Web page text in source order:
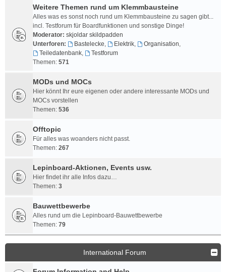
Weitere Themen rund um Klemmbausteine
Alles was es sonst noch rund um Klemmbausteine zu sagen gibt...
incl. Testforum für Boardfunktionen und sonstige Dinge!
Moderator: skjoldar skildpadden
Unterforen:
Bastelecke, Elektrik, Organisation,
Teiledatenbank,
Testforum
Themen: 571
MODs und MOCs
Hier könnt Ihr eure eigenen oder andere interessante MODs und
MOCs vorstellen
Themen: 536
Offtopic
Für alles was woanders nicht passt.
Themen: 267
Lepinboard-Aktionen, Events usw.
Hier findet ihr alle Infos dazu…
Themen: 3
Bauwettbewerbe
Alles rund um die Lepinboard-Bauwettbewerbe
Themen: 79
International Forum